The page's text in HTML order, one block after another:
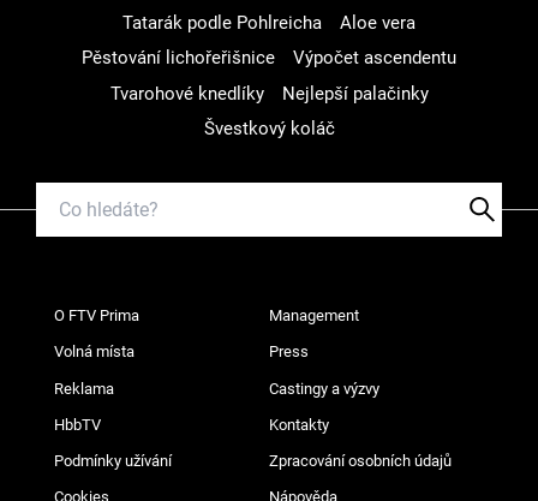
Tatarák podle Pohlreicha
Aloe vera
Pěstování lichořeřišnice
Výpočet ascendentu
Tvarohové knedlíky
Nejlepší palačinky
Švestkový koláč
O FTV Prima Management
Volná místa Press
Reklama Castingy a výzvy
HbbTV Kontakty
Podmínky užívání Zpracování osobních údajů
Cookies Nápověda